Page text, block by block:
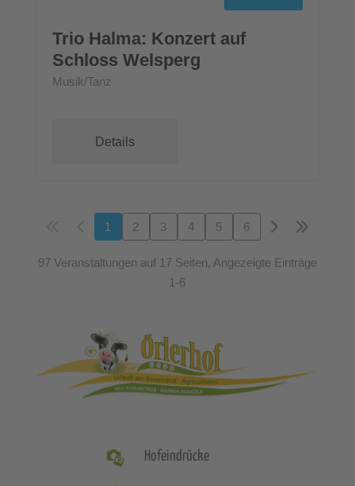
Trio Halma: Konzert auf
Schloss Welsperg
Musik/Tanz
Details
1 2 3 4 5 6
97 Veranstaltungen auf 17 Seiten, Angezeigte Einträge
1-6
Hofeindrücke